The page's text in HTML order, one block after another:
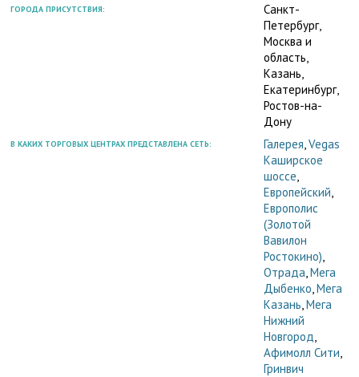
ГОРОДА ПРИСУТСТВИЯ:
Санкт-
Петербург,
Москва и
область,
Казань,
Екатеринбург,
Ростов-на-
Дону
В КАКИХ ТОРГОВЫХ ЦЕНТРАХ ПРЕДСТАВЛЕНА СЕТЬ: Галерея Vegas
Каширское
шоссе
Европейский
Европолис
(Золотой
Вавилон
Ростокино)
Отрада Мега
Дыбенко Мега
Казань Мега
Нижний
Новгород
Афимолл Сити
Гринвич